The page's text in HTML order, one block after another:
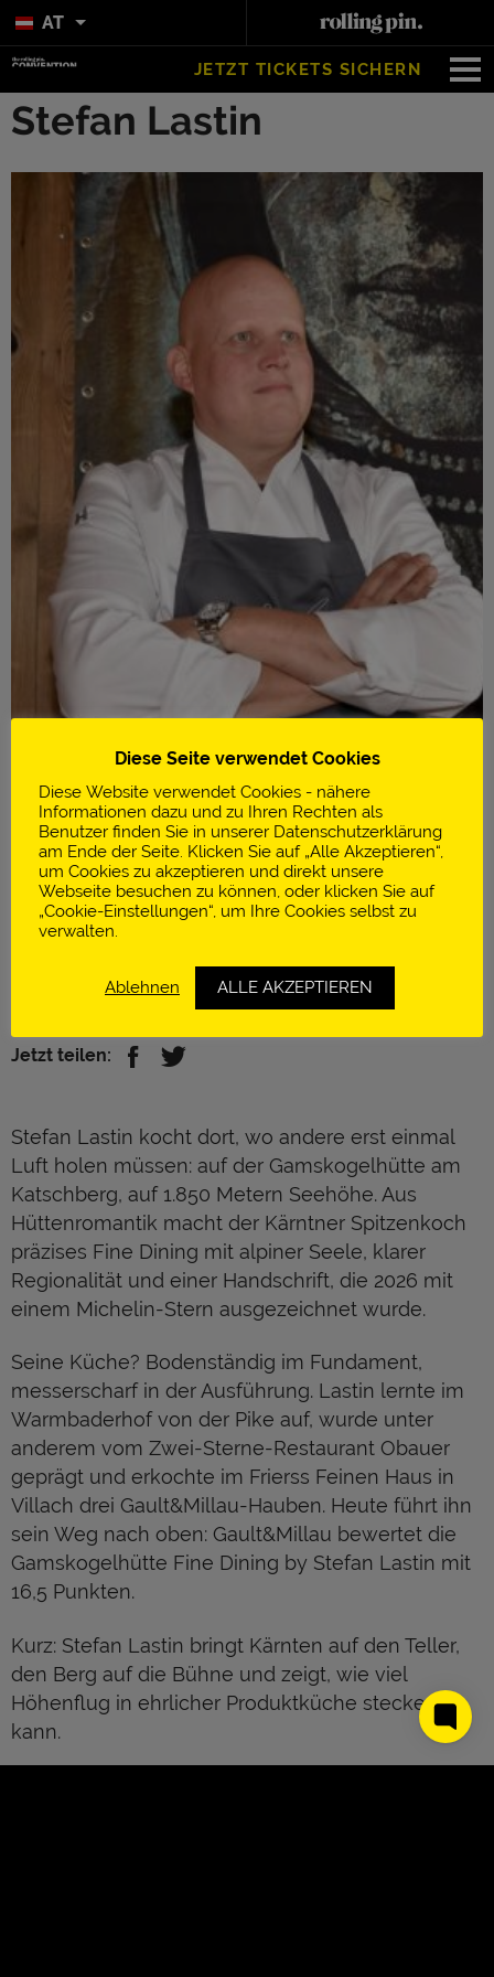
AT
JETZT TICKETS SICHERN
Stefan Lastin
Infos
Restaurant Gamskogelhütte
Katschberg | Österreich
https://www.gamskogelhuette.at/
Jetzt teilen:
Stefan Lastin kocht dort, wo andere erst einmal
Luft holen müssen: auf der Gamskogelhütte am
Katschberg, auf 1.850 Metern Seehöhe. Aus
Hüttenromantik macht der Kärntner Spitzenkoch
präzises Fine Dining mit alpiner Seele, klarer
Regionalität und einer Handschrift, die 2026 mit
einem Michelin-Stern ausgezeichnet wurde.
Seine Küche? Bodenständig im Fundament,
messerscharf in der Ausführung. Lastin lernte im
Warmbaderhof von der Pike auf, wurde unter
anderem vom Zwei-Sterne-Restaurant Obauer
geprägt und erkochte im Frierss Feinen Haus in
Villach drei Gault&Millau-Hauben. Heute führt ihn
sein Weg nach oben: Gault&Millau bewertet die
Gamskogelhütte Fine Dining by Stefan Lastin mit
16,5 Punkten.
Kurz: Stefan Lastin bringt Kärnten auf den Teller,
den Berg auf die Bühne und zeigt, wie viel
Höhenflug in ehrlicher Produktküche stecken
kann.
Diese Seite verwendet Cookies
Diese Website verwendet Cookies - nähere
Informationen dazu und zu Ihren Rechten als
Benutzer finden Sie in unserer Datenschutzerklärung
am Ende der Seite. Klicken Sie auf „Alle Akzeptieren“,
um Cookies zu akzeptieren und direkt unsere
Webseite besuchen zu können, oder klicken Sie auf
„Cookie-Einstellungen“, um Ihre Cookies selbst zu
verwalten.
Ablehnen ALLE AKZEPTIEREN